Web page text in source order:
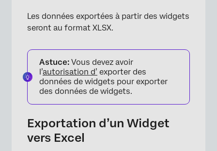
Les données exportées à partir des widgets
seront au format XLSX.
Astuce: Vous devez avoir
l’autorisation d’ exporter des
données de widgets pour exporter
des données de widgets.
Exportation d’un Widget
vers Excel